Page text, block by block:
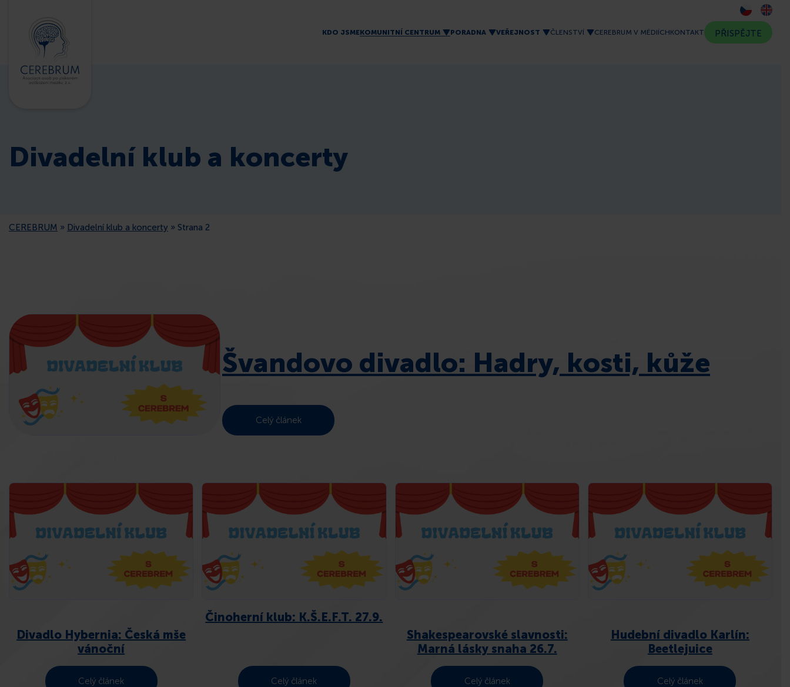
KDO JSMEKOMUNITNÍ CENTRUM PORADNA VEŘEJNOST ČLENSTVÍ CEREBRUM V MÉDIÍCHKONTAKT PŘISPĚJTE
Divadelní klub a koncerty
CEREBRUM » Divadelní klub a koncerty » Strana 2
Švandovo divadlo: Hadry, kosti, kůže
Celý článek
Divadlo Hybernia: Česká mše
vánoční
Celý článek
Činoherní klub: K.Š.E.F.T. 27.9.
Celý článek
Shakespearovské slavnosti:
Marná lásky snaha 26.7.
Celý článek
Hudební divadlo Karlín:
Beetlejuice
Celý článek